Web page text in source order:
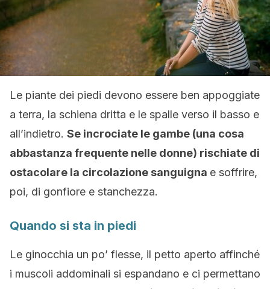
Le piante dei piedi devono essere ben appoggiate
a terra, la schiena dritta e le spalle verso il basso e
all’indietro. Se incrociate le gambe (una cosa
abbastanza frequente nelle donne) rischiate di
ostacolare la circolazione sanguigna e soffrire,
poi, di gonfiore e stanchezza.
Quando si sta in piedi
Le ginocchia un po’ flesse, il petto aperto affinché
i muscoli addominali si espandano e ci permettano